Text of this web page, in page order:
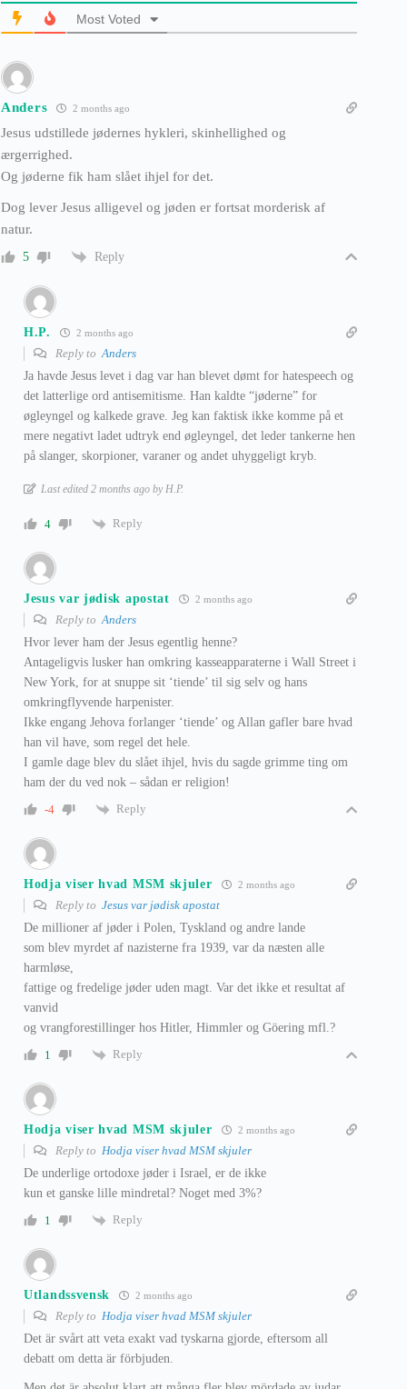
Most Voted
Anders 2 months ago
Jesus udstillede jødernes hykleri, skinhellighed og
ærgerrighed.
Og jøderne fik ham slået ihjel for det.
Dog lever Jesus alligevel og jøden er fortsat morderisk af
natur.
5 Reply
H.P. 2 months ago
Reply toAnders
Ja havde Jesus levet i dag var han blevet dømt for hatespeech og
det latterlige ord antisemitisme. Han kaldte “jøderne” for
øgleyngel og kalkede grave. Jeg kan faktisk ikke komme på et
mere negativt ladet udtryk end øgleyngel, det leder tankerne hen
på slanger, skorpioner, varaner og andet uhyggeligt kryb.
Last edited 2 months ago by H.P.
4 Reply
Jesus var jødisk apostat 2 months ago
Reply toAnders
Hvor lever ham der Jesus egentlig henne?
Antageligvis lusker han omkring kasseapparaterne i Wall Street i
New York, for at snuppe sit ‘tiende’ til sig selv og hans
omkringflyvende harpenister.
Ikke engang Jehova forlanger ‘tiende’ og Allan gafler bare hvad
han vil have, som regel det hele.
I gamle dage blev du slået ihjel, hvis du sagde grimme ting om
ham der du ved nok – sådan er religion!
-4
Reply
Hodja viser hvad MSM skjuler 2 months ago
Reply to Jesus var jødisk apostat
De millioner af jøder i Polen, Tyskland og andre lande
som blev myrdet af nazisterne fra 1939, var da næsten alle
harmløse,
fattige og fredelige jøder uden magt. Var det ikke et resultat af
vanvid
og vrangforestillinger hos Hitler, Himmler og Göering mfl.?
1
Reply
Hodja viser hvad MSM skjuler 2 months ago
Reply to Hodja viser hvad MSM skjuler
De underlige ortodoxe jøder i Israel, er de ikke
kun et ganske lille mindretal? Noget med 3%?
1
Reply
Utlandssvensk 2 months ago
Reply to Hodja viser hvad MSM skjuler
Det är svårt att veta exakt vad tyskarna gjorde, eftersom all
debatt om detta är förbjuden.